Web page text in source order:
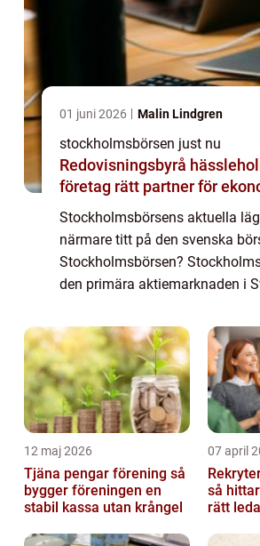
01 juni 2026 Malin Lindgren
stockholmsbörsen just nu
Redovisningsbyrå hässleholm så
företag rätt partner för
Stockholmsbörsens aktuella
närmare titt på den svenska
Stockholmsbörsen?
den primära aktiemarknaden i
med värdepapper från företag
inom o...
12 maj 2026
Tjäna pengar förening så
bygger föreningen en
stabil kassa utan krångel
07 april
så
rätt